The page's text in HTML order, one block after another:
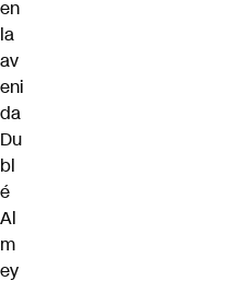
en
la
av
eni
da
Du
bl
é
Al
m
ey